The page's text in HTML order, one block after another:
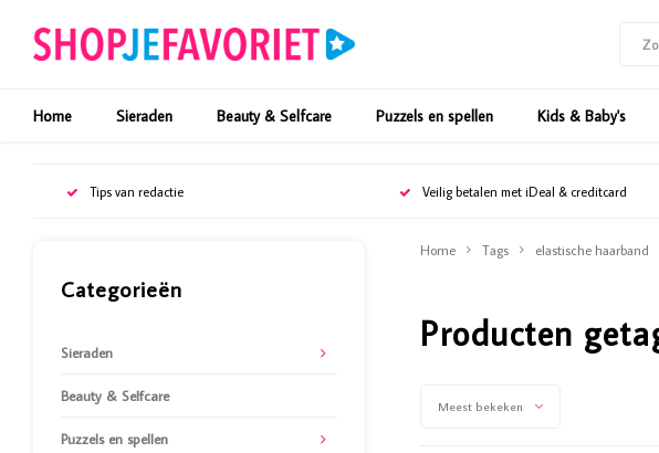
Home Sieraden Beauty & Selfcare Puzzels en spellen Kids & Baby's
Tips van redactie Veilig betalen met iDeal & creditcard
Categorieën
Sieraden
Beauty & Selfcare
Puzzels en spellen
Home Tags elastische haarband
Producten
Meest bekeken